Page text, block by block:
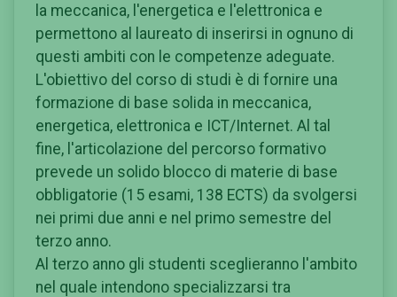
la meccanica, l'energetica e l'elettronica e
permettono al laureato di inserirsi in ognuno di
questi ambiti con le competenze adeguate.
L'obiettivo del corso di studi è di fornire una
formazione di base solida in meccanica,
energetica, elettronica e ICT/Internet. Al tal
fine, l'articolazione del percorso formativo
prevede un solido blocco di materie di base
obbligatorie (15 esami, 138 ECTS) da svolgersi
nei primi due anni e nel primo semestre del
terzo anno.
Al terzo anno gli studenti sceglieranno l'ambito
nel quale intendono specializzarsi tra